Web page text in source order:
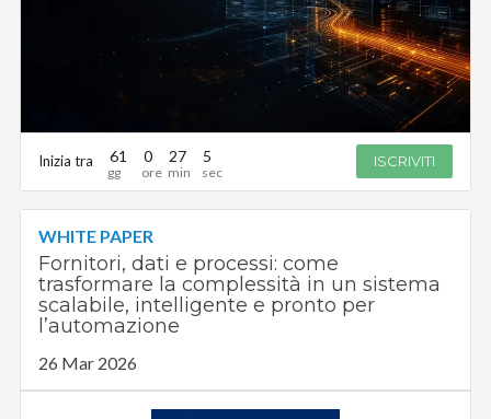
Inizia tra 61 0 27 4 ISCRIVITI
WHITE PAPER
Fornitori, dati e processi: come
trasformare la complessità in un sistema
scalabile, intelligente e pronto per
l’automazione
26 Mar 2026